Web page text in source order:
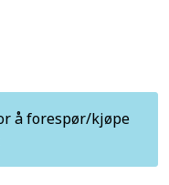
å forespør/kjøpe